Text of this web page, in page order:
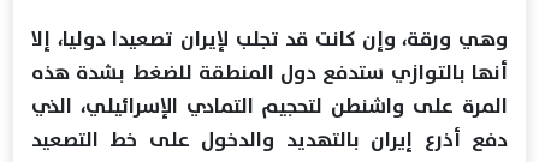
وهي ورقة، وإن كانت قد تجلب لإيران تصعيدا دوليا، إلا
أنها بالتوازي ستدفع دول المنطقة للضغط بشدة هذه
المرة على واشنطن لتحجيم التمادي الإسرائيلي، الذي
دفع أذرع إيران بالتهديد والدخول على خط التصعيد